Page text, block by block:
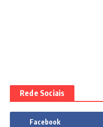
Rede Sociais
Facebook